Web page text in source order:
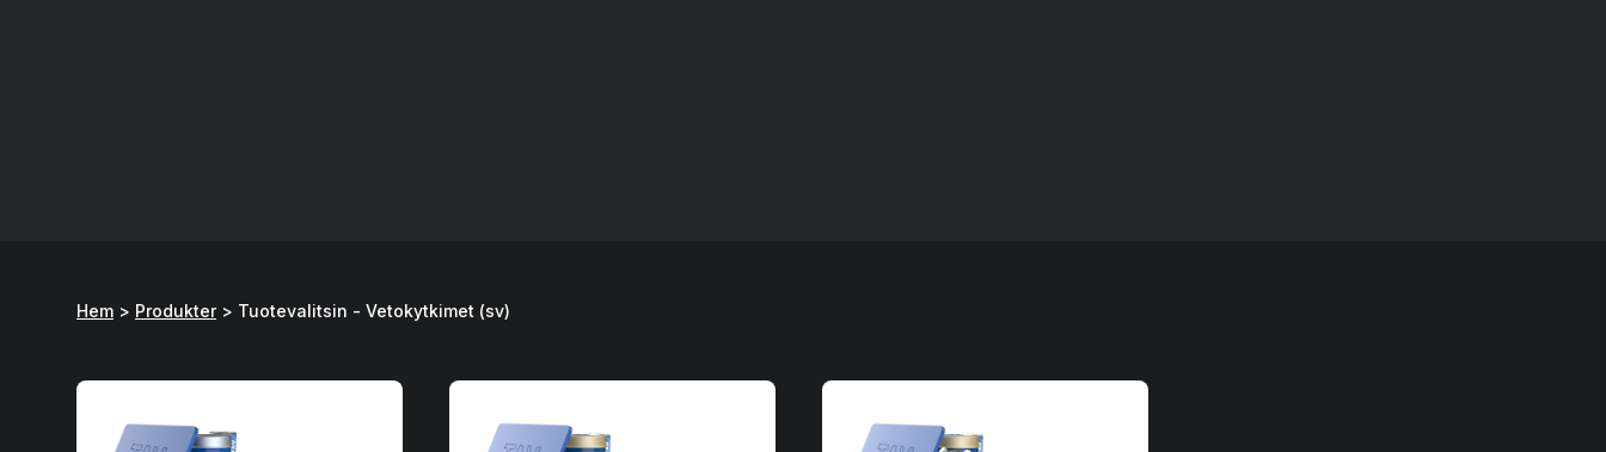
Hem > Produkter> Tuotevalitsin - Vetokytkimet (sv)